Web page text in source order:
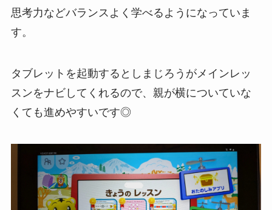
思考力などバランスよく学べるようになっていま
す。
タブレットを起動するとしまじろうがメインレッ
スンをナビしてくれるので、親が横についていな
くても進めやすいです◎